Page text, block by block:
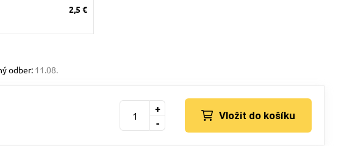
2,5 €
odber: 11.08.
-
+
Vložit do košíku